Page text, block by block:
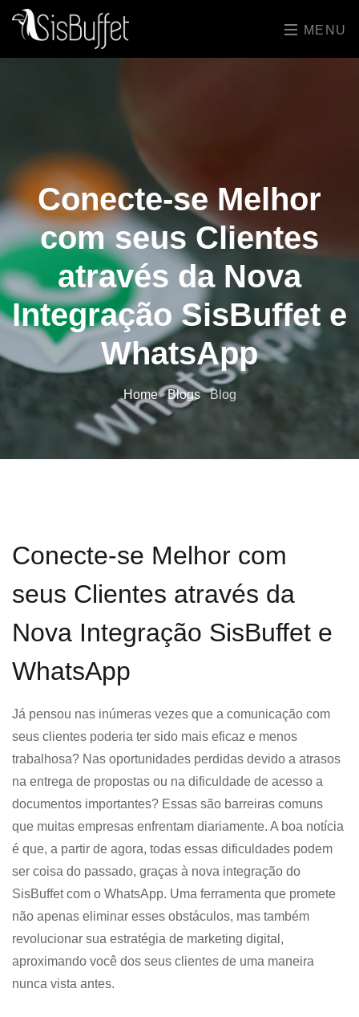
MENU
Conecte-se Melhor
com seus Clientes
através da Nova
Integração SisBuffet e
WhatsApp
Home Blogs Blog
Conecte-se Melhor com
seus Clientes através da
Nova Integração SisBuffet e
WhatsApp
Já pensou nas inúmeras vezes que a comunicação com
seus clientes poderia ter sido mais eficaz e menos
trabalhosa? Nas oportunidades perdidas devido a atrasos
na entrega de propostas ou na dificuldade de acesso a
documentos importantes? Essas são barreiras comuns
que muitas empresas enfrentam diariamente. A boa notícia
é que, a partir de agora, todas essas dificuldades podem
ser coisa do passado, graças à nova integração do
SisBuffet com o WhatsApp. Uma ferramenta que promete
não apenas eliminar esses obstáculos, mas também
revolucionar sua estratégia de marketing digital,
aproximando você dos seus clientes de uma maneira
nunca vista antes.